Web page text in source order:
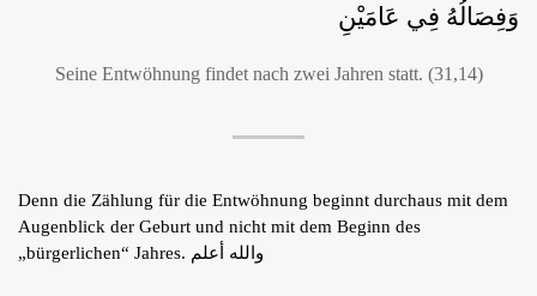
وَفِصَالُهُ فِي عَامَيْنِ
Seine Entwöhnung findet nach zwei Jahren statt. (31,14)
Denn die Zählung für die Entwöhnung beginnt durchaus mit dem
Augenblick der Geburt und nicht mit dem Beginn des
„bürgerlichen“ Jahres. والله أعلم